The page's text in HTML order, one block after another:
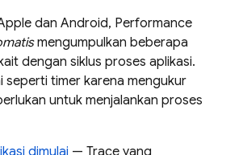
dan Android, Performance
mengumpulkan beberapa
dengan siklus proses aplikasi.
seperti timer karena mengukur
untuk menjalankan proses
dimulai — Trace yang